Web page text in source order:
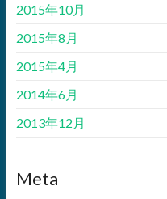
2015年10月
2015年8月
2015年4月
2014年6月
2013年12月
Meta